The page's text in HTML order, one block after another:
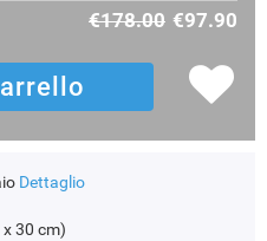
€178.00 €97.90
Dettaglio
x 30 cm)